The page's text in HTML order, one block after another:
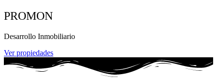
PROMON
Desarrollo Inmobiliario
Ver propiedades